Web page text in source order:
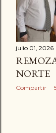
julio 01, 2026
NORTE
Compartir